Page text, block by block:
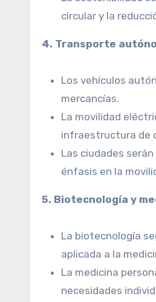
circular y la
4. Transporte
Los vehículos
mercancías.
La movilidad
infraestructura de
Las ciudades
énfasis en la
5. Biotecnología y
La biotecnología
aplicada a la
La medicina
necesidades